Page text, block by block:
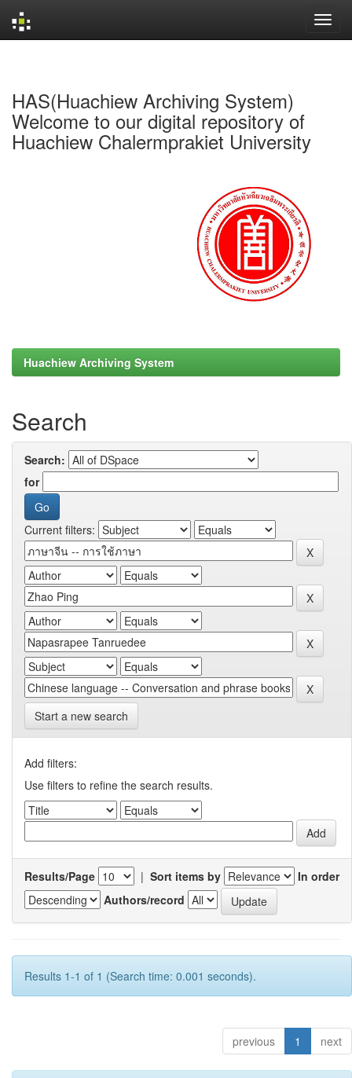
HAS(Huachiew Archiving System)
Welcome to our digital repository of
Huachiew Chalermprakiet University
Huachiew Archiving System
Search
Search:
for
Current filters:
Start a new search
Add filters:
Use filters to refine the search results.
Results/Page | Sort items by
In order
Authors/record
Results 1-1 of 1 (Search time: 0.001 seconds).
previous 1 next